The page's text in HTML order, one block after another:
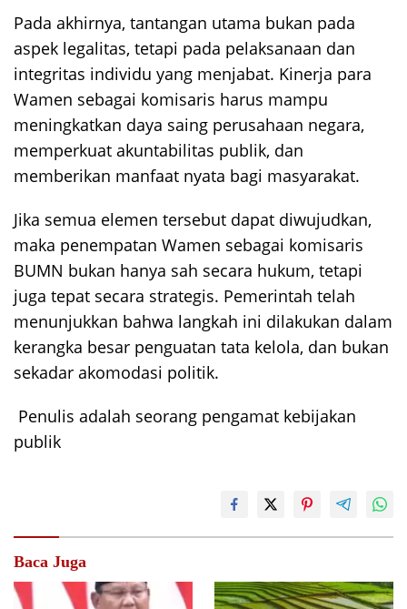
Pada akhirnya, tantangan utama bukan pada
aspek legalitas, tetapi pada pelaksanaan dan
integritas individu yang menjabat. Kinerja para
Wamen sebagai komisaris harus mampu
meningkatkan daya saing perusahaan negara,
memperkuat akuntabilitas publik, dan
memberikan manfaat nyata bagi masyarakat.
Jika semua elemen tersebut dapat diwujudkan,
maka penempatan Wamen sebagai komisaris
BUMN bukan hanya sah secara hukum, tetapi
juga tepat secara strategis. Pemerintah telah
menunjukkan bahwa langkah ini dilakukan dalam
kerangka besar penguatan tata kelola, dan bukan
sekadar akomodasi politik.
Penulis adalah seorang pengamat kebijakan
publik
Baca Juga